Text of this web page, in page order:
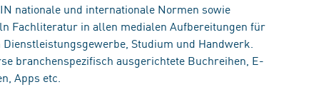
nationale und internationale Normen sowie
Fachliteratur in allen medialen Aufbereitungen für
Studium und Handwerk.
branchenspezifisch ausgerichtete Buchreihen, E-
Apps etc.